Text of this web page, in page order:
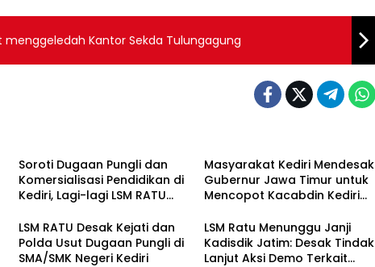
menggeledah Kantor Sekda Tulungagung
Soroti Dugaan Pungli dan
Komersialisasi Pendidikan di
Kediri, Lagi-lagi LSM RATU
Pemberitahuan Aksi Damai
ke Polrestabes Surabaya
Masyarakat Kediri Mendesak
Gubernur Jawa Timur untuk
Mencopot Kacabdin Kediri
Pendidikan di Kediri
LSM RATU Desak Kejati dan
Polda Usut Dugaan Pungli di
SMA/SMK Negeri Kediri
LSM Ratu Menunggu Janji
Kadisdik Jatim: Desak Tindak
Lanjut Aksi Demo Terkait